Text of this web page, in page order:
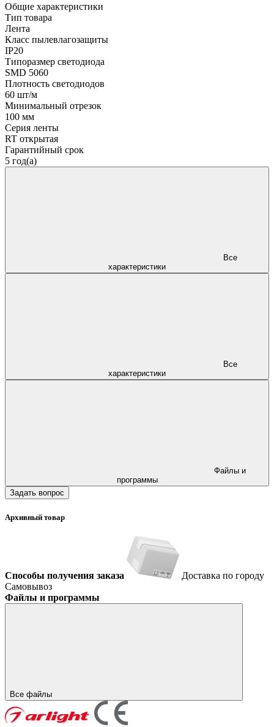
Общие характеристики
Тип товара
Лента
Класс пылевлагозащиты
IP20
Типоразмер светодиода
SMD 5060
Плотность светодиодов
60 шт/м
Минимальный отрезок
100 мм
Серия ленты
RT открытая
Гарантийный срок
5 год(а)
характеристики
характеристики
программы
Задать вопрос
Архивный товар
Способы получения заказа
Доставка по городу
Самовывоз
Файлы и программы
Все файлы